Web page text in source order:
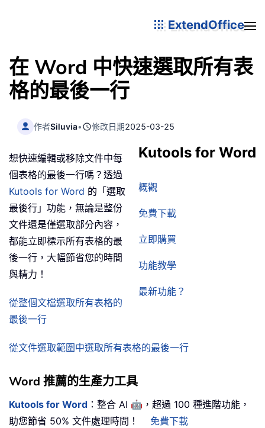
ExtendOffice
在 Word 中快速選取所有表
格的最後一行
作者Siluvia• 修改日期2025-03-25
Kutools for Word
概觀
免費下載
立即購買
功能教學
最新功能？
想快速編輯或移除文件中每
個表格的最後一行嗎？透過
Kutools for Word 的「選取
最後行」功能，無論是整份
文件還是僅選取部分內容，
都能立即標示所有表格的最
後一行，大幅節省您的時間
與精力！
從整個文檔選取所有表格的
最後一行
從文件選取範圍中選取所有表格的最後一行
Word 推薦的生產力工具
Kutools for Word ：整合 AI 🤖 ，超過 100 種進階功能，
助您節省 50% 文件處理時間！
免費下載